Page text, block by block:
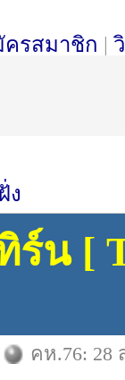
ครสมาชิก |
ง
ทิร์น [
คห.76: 28